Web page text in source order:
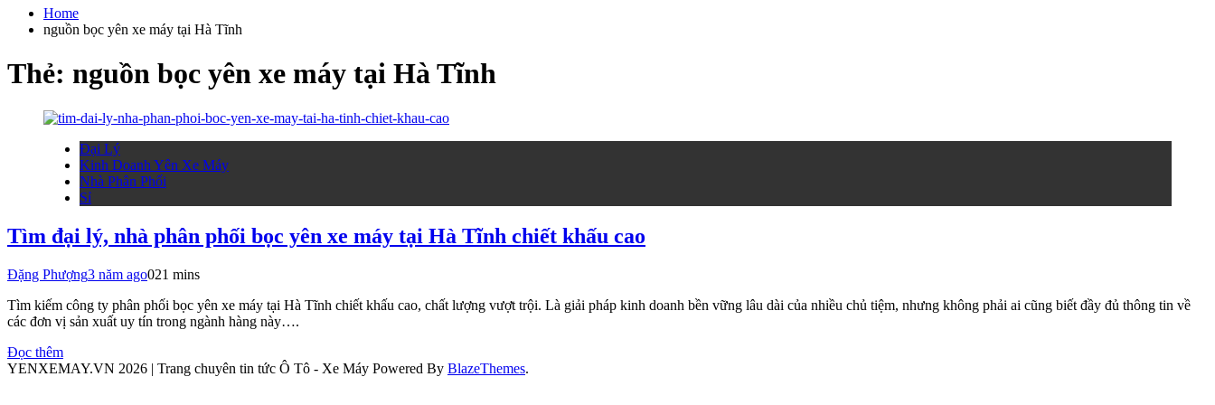
cho:
Home
nguồn bọc yên xe máy tại Hà Tĩnh
Thẻ: nguồn bọc yên xe máy tại Hà Tĩnh
Đại Lý
Kinh Doanh Yên Xe Máy
Nhà Phân Phối
Sỉ
Tìm đại lý, nhà phân phối bọc yên xe máy tại Hà Tĩnh chiết khấu cao
Đặng Phượng3 năm ago021 mins
Tìm kiếm công ty phân phối bọc yên xe máy tại Hà Tĩnh chiết khấu cao, chất lượng vượt trội. Là giải pháp kinh doanh bền vững lâu dài của nhiều chủ tiệm, nhưng không phải ai cũng biết đầy đủ thông tin về
các đơn vị sản xuất uy tín trong ngành hàng này….
Đọc thêm
YENXEMAY.VN 2026 | Trang chuyên tin tức Ô Tô - Xe Máy Powered By BlazeThemes.